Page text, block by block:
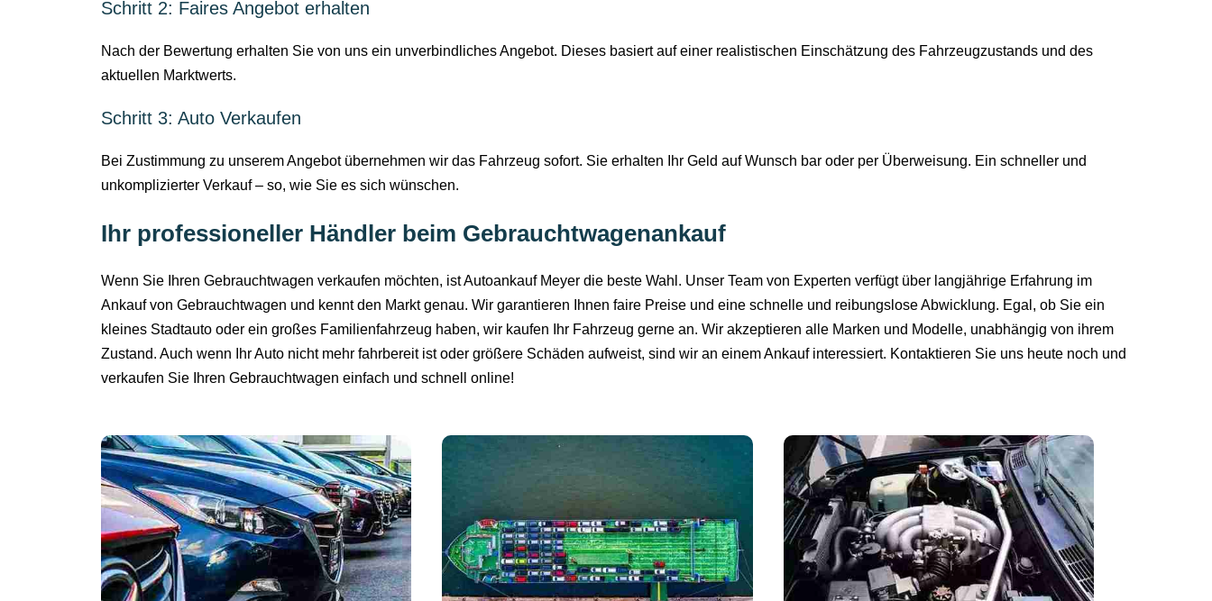
Schritt 2: Faires Angebot erhalten
Nach der Bewertung erhalten Sie von uns ein unverbindliches Angebot. Dieses basiert auf einer realistischen Einschätzung des Fahrzeugzustands und des
aktuellen Marktwerts.
Schritt 3: Auto Verkaufen
Bei Zustimmung zu unserem Angebot übernehmen wir das Fahrzeug sofort. Sie erhalten Ihr Geld auf Wunsch bar oder per Überweisung. Ein schneller und
unkomplizierter Verkauf – so, wie Sie es sich wünschen.
Ihr professioneller Händler beim Gebrauchtwagenankauf
Wenn Sie Ihren Gebrauchtwagen verkaufen möchten, ist Autoankauf Meyer die beste Wahl. Unser Team von Experten verfügt über langjährige Erfahrung im
Ankauf von Gebrauchtwagen und kennt den Markt genau. Wir garantieren Ihnen faire Preise und eine schnelle und reibungslose Abwicklung. Egal, ob Sie ein
kleines Stadtauto oder ein großes Familienfahrzeug haben, wir kaufen Ihr Fahrzeug gerne an. Wir akzeptieren alle Marken und Modelle, unabhängig von ihrem
Zustand. Auch wenn Ihr Auto nicht mehr fahrbereit ist oder größere Schäden aufweist, sind wir an einem Ankauf interessiert. Kontaktieren Sie uns heute noch und
verkaufen Sie Ihren Gebrauchtwagen einfach und schnell online!